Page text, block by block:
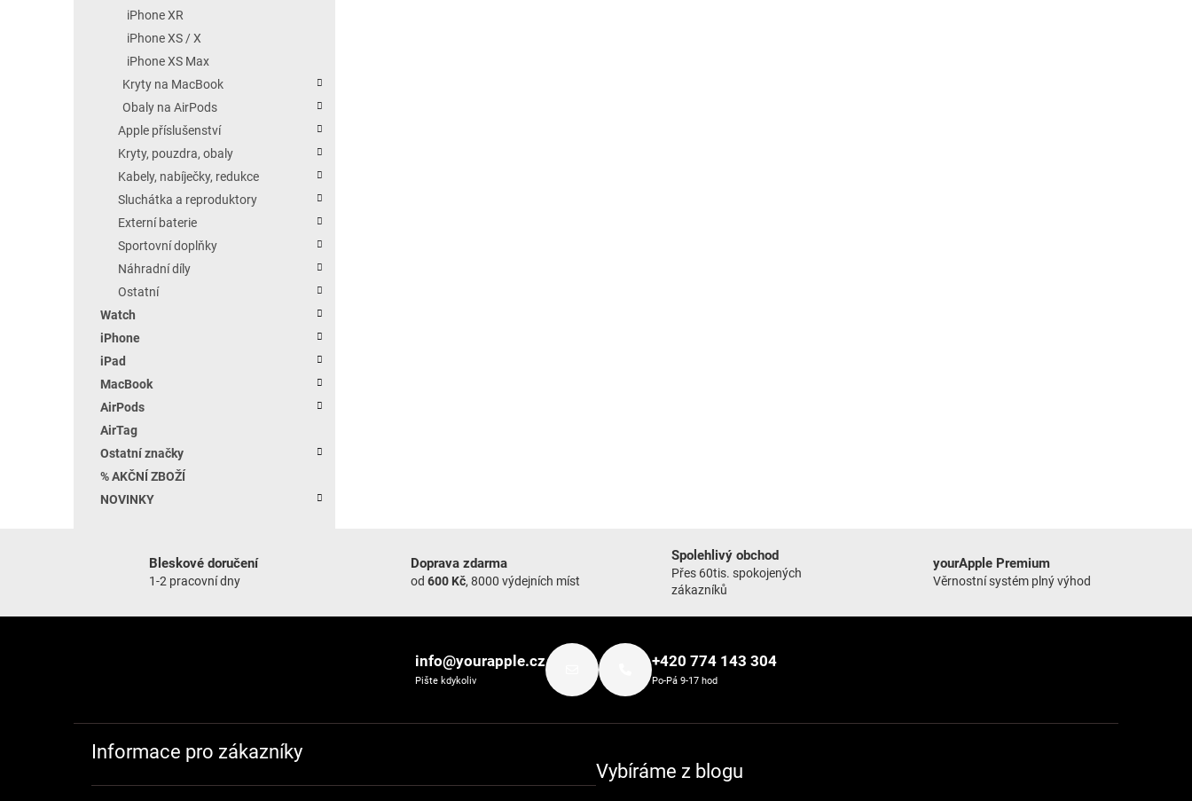
iPhone XR
iPhone XS / X
iPhone XS Max
Kryty na MacBook
Obaly na AirPods
Apple příslušenství
Kryty, pouzdra, obaly
Kabely, nabíječky, redukce
Sluchátka a reproduktory
Externí baterie
Sportovní doplňky
Náhradní díly
Ostatní
Watch
iPhone
iPad
MacBook
AirPods
AirTag
Ostatní značky
% AKČNÍ ZBOŽÍ
NOVINKY
Bleskové doručení
1-2 pracovní dny
Doprava zdarma
od 600 Kč, 8000 výdejních míst
Spolehlivý obchod
Přes 60tis. spokojených
zákazníků
yourApple Premium
Věrnostní systém plný výhod
info@yourapple.cz
Pište kdykoliv
+420 774 143 304
Po-Pá 9-17 hod
Informace pro zákazníky
Vybíráme z blogu